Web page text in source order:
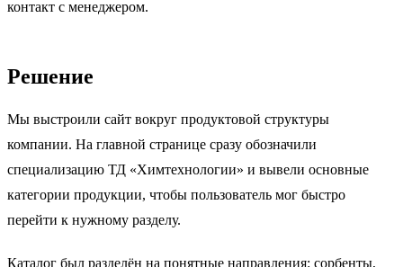
контакт с менеджером.
Решение
Мы выстроили сайт вокруг продуктовой структуры
компании. На главной странице сразу обозначили
специализацию ТД «Химтехнологии» и вывели основные
категории продукции, чтобы пользователь мог быстро
перейти к нужному разделу.
Каталог был разделён на понятные направления: сорбенты,